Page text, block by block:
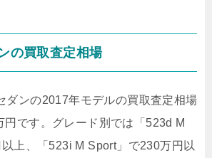
の買取査定相場
ダンの2017年モデルの買取査定相場
円です。グレード別では「523d M
上、「523i M Sport」で230万円以